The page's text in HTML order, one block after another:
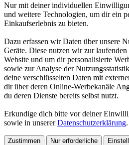
Nur mit deiner individuellen
und weitere Technologien, um dir ein
Einkaufserlebnis zu bieten.
Dazu erfassen wir Daten über unsere
Geräte. Diese nutzen wir zur
Website und um dir personalisierte
sowie zur Analyse der
deine verschlüsselten Daten mit
dir über deren Online-Werbekanäle
du deren Dienste bereits selbst nutzt.
Erkundige dich bitte vor deiner
sowie in unsererDatenschutzerklärung.
Zustimmen Nur erforderliche